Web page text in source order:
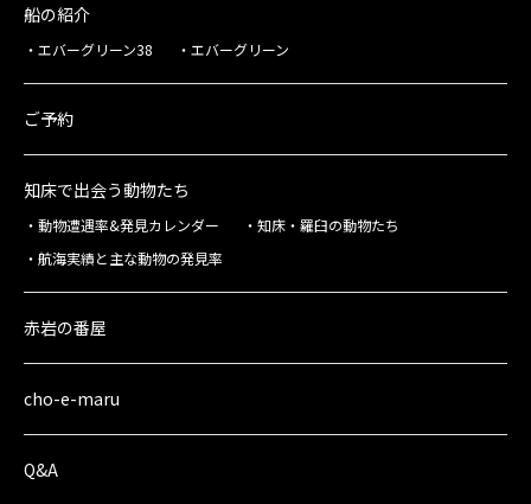
船の紹介
エバーグリーン38 エバーグリーン
ご予約
知床で出会う動物たち
動物遭遇率&発見カレンダー
知床・羅臼の動物たち
航海実績と主な動物の発見率
赤岩の番屋
cho-e-maru
Q&A